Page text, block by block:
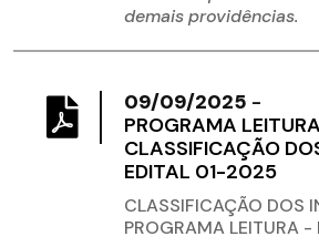
demais providências.
09/09/2025 -
PROGRAMA
CLASSIFICAÇÃO
EDITAL 01-2025
CLASSIFICAÇÃO DOS
PROGRAMA LEITURA